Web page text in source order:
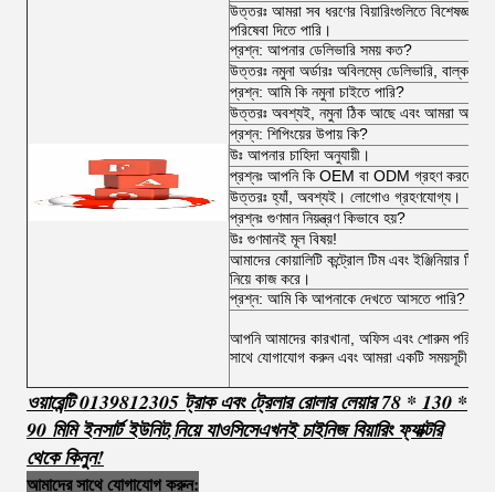
উত্তরঃ আমরা সব ধরণের বিয়ারিংগুলিতে বিশেষজ্ঞ
পরিষেবা দিতে পারি।
প্রশ্ন: আপনার ডেলিভারি সময় কত?
উত্তরঃ নমুনা অর্ডারঃ অবিলম্বে ডেলিভারি, বাল্ক
প্রশ্ন: আমি কি নমুনা চাইতে পারি?
উত্তরঃ অবশ্যই, নমুনা ঠিক আছে এবং আমরা আপনাকে
প্রশ্ন: শিপিংয়ের উপায় কি?
উঃ আপনার চাহিদা অনুযায়ী।
প্রশ্নঃ আপনি কি OEM বা ODM গ্রহণ করতে
উত্তরঃ হ্যাঁ, অবশ্যই। লোগোও গ্রহণযোগ্য।
প্রশ্নঃ গুণমান নিয়ন্ত্রণ কিভাবে হয়?
উঃ গুণমানই মূল বিষয়!
আমাদের কোয়ালিটি কন্ট্রোল টিম এবং ইঞ্জিনিয়ার টিম
নিয়ে কাজ করে।
প্রশ্ন: আমি কি আপনাকে দেখতে আসতে পারি?
আপনি আমাদের কারখানা, অফিস এবং শোরুম
সাথে যোগাযোগ করুন এবং আমরা একটি সময়সূচী
ওয়ারেন্টি 0139812305 ট্রাক এবং ট্রেলার রোলার লেয়ার 78 * 130 *
90 মিমি ইনসার্ট ইউনিট,নিয়ে যাওসিসেএখনই চাইনিজ বিয়ারিং ফ্যাক্টরি
থেকে কিনুন!
আমাদের সাথে যোগাযোগ করুন: